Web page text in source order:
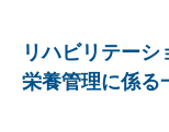
リハビリテーシ
栄養管理に係る